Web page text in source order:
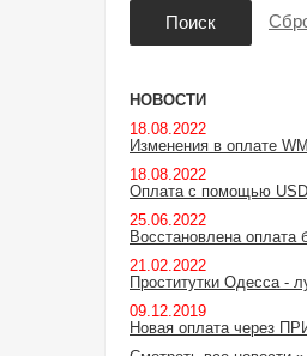
Поиск
НОВОСТИ
18.08.2022
Изменения в оплате
18.08.2022
Оплата с помощью
25.06.2022
Восстановлена оплата
21.02.2022
Проститутки Одесса -
09.12.2019
Новая оплата через